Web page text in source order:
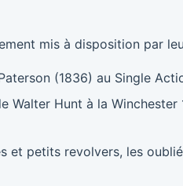
mis à disposition par
(1836) au Single
Walter Hunt à la Winchester
et petits revolvers, les